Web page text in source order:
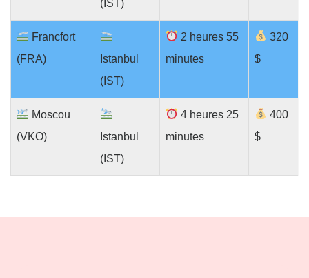
(IST)
Francfort
(FRA)
Istanbul
(IST)
2 heures 55
minutes
320
$
Moscou
(VKO)
Istanbul
(IST)
4 heures 25
minutes
400
$